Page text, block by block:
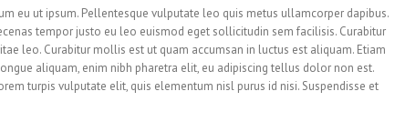
eu ut ipsum. Pellentesque vulputate leo quis metus ullamcorper dapibus.
tempor justo eu leo euismod eget sollicitudin sem facilisis. Curabitur
leo. Curabitur mollis est ut quam accumsan in luctus est aliquam. Etiam
aliquam, enim nibh pharetra elit, eu adipiscing tellus dolor non est.
turpis vulputate elit, quis elementum nisl purus id nisi. Suspendisse et